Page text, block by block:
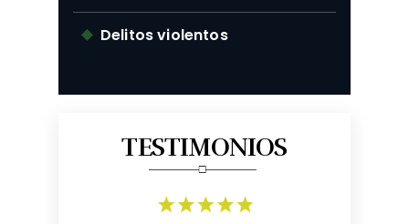
Delitos violentos
TESTIMONIOS